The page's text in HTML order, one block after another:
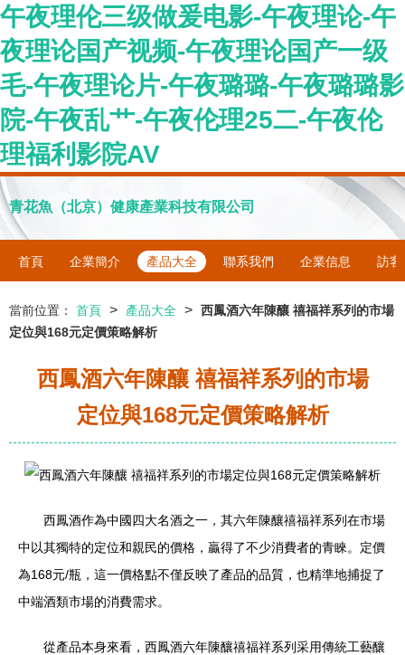
午夜理伦三级做爰电影-午夜理论-午
夜理论国产视频-午夜理论国产一级
毛-午夜理论片-午夜璐璐-午夜璐璐影
院-午夜乱艹-午夜伦理25二-午夜伦
理福利影院AV
青花魚（北京）健康產業科技有限公司
首頁 企業簡介 產品大全 聯系我們 企業信息 訪客
當前位置： 首頁 > 產品大全 > 西鳳酒六年陳釀 禧福祥系列的市場
定位與168元定價策略解析
西鳳酒六年陳釀 禧福祥系列的市場
定位與168元定價策略解析
西鳳酒作為中國四大名酒之一，其六年陳釀禧福祥系列在市場
中以其獨特的定位和親民的價格，贏得了不少消費者的青睞。定價
為168元/瓶，這一價格點不僅反映了產品的品質，也精準地捕捉了
中端酒類市場的消費需求。
從產品本身來看，西鳳酒六年陳釀禧福祥系列采用傳統工藝釀